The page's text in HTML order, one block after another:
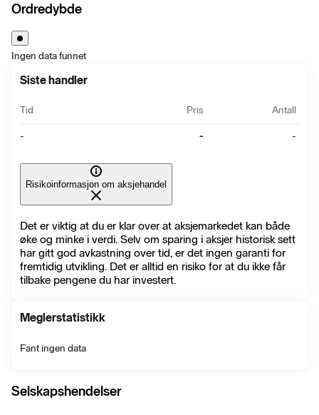
Ordredybde
Ingen data funnet
Siste handler
Tid Pris Antall
- - -
Risikoinformasjon om aksjehandel
Det er viktig at du er klar over at aksjemarkedet kan både
øke og minke i verdi. Selv om sparing i aksjer historisk sett
har gitt god avkastning over tid, er det ingen garanti for
fremtidig utvikling. Det er alltid en risiko for at du ikke får
tilbake pengene du har investert.
Meglerstatistikk
Fant ingen data
Selskapshendelser